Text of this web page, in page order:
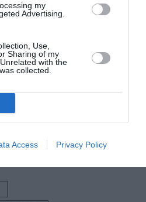
my
Advertising.
Use,
Sharing of my
with the
collected.
Access Privacy Policy
στοGoogle News
ειδήσεις
νέαγια την Τέχνη και τον